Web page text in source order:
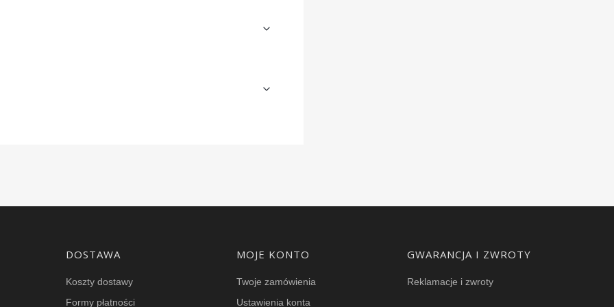
DOSTAWA
Koszty dostawy
Formy płatności
MOJE KONTO
Twoje zamówienia
Ustawienia konta
GWARANCJA I ZWROTY
Reklamacje i zwroty